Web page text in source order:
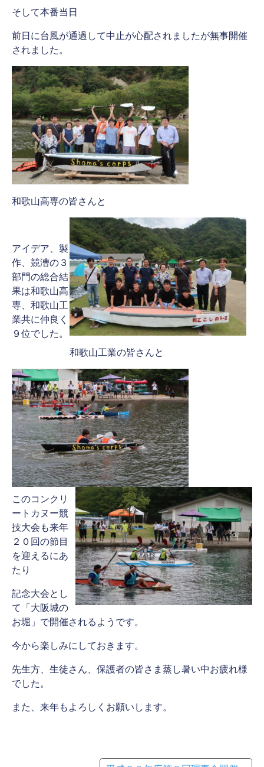
そして本番当日
前日に台風が通過して中止が心配されましたが無事開催
されました。
和歌山高専の皆さんと
和歌山工業の皆さんと
アイデア、製
作、競漕の３
部門の総合結
果は和歌山高
専、和歌山工
業共に仲良く
９位でした。
このコンクリ
ートカヌー競
技大会も来年
２０回の節目
を迎えるにあ
たり
記念大会とし
て「大阪城の
お堀」で開催されるようです。
今から楽しみにしておきます。
先生方、生徒さん、保護者の皆さま蒸し暑い中お疲れ様
でした。
また、来年もよろしくお願いします。